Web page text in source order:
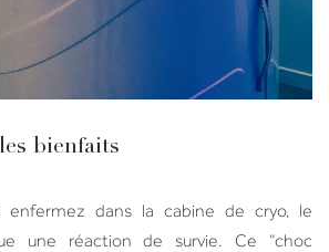
bienfaits
enfermez dans la cabine de cryo, le
une réaction de survie. Ce “choc